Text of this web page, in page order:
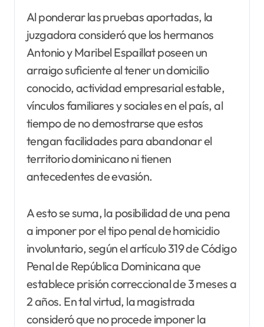
Al ponderar las pruebas aportadas, la
juzgadora consideró que los hermanos
Antonio y Maribel Espaillat poseen un
arraigo suficiente al tener un domicilio
conocido, actividad empresarial estable,
vínculos familiares y sociales en el país, al
tiempo de no demostrarse que estos
tengan facilidades para abandonar el
territorio dominicano ni tienen
antecedentes de evasión.
A esto se suma, la posibilidad de una pena
a imponer por el tipo penal de homicidio
involuntario, según el artículo 319 de Código
Penal de República Dominicana que
establece prisión correccional de 3 meses a
2 años. En tal virtud, la magistrada
consideró que no procede imponer la